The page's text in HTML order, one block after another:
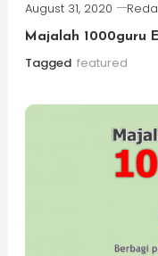
August 31, 2020
Majalah 1000guru
Tagged featured